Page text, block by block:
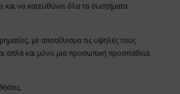
και να κατευθύνει όλα τα συστήματα
με αποτέλεσμα τις υψηλές τους
απλά και μόνο μια προσωπική προσπάθεια.